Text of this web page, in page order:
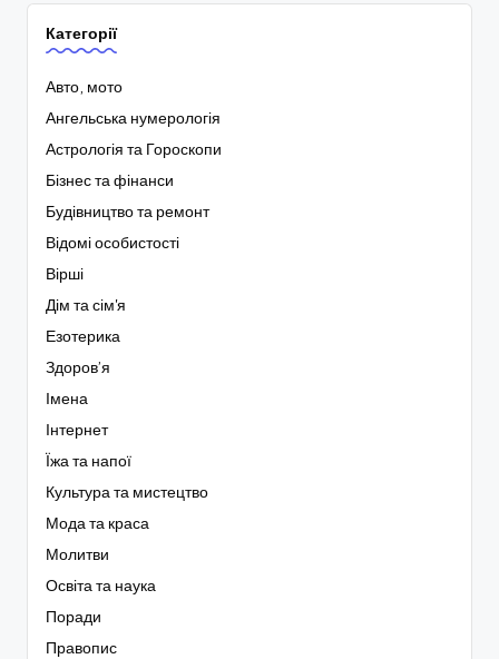
Категорії
Авто, мото
Ангельська нумерологія
Астрологія та Гороскопи
Бізнес та фінанси
Будівництво та ремонт
Відомі особистості
Вірші
Дім та сім'я
Езотерика
Здоров’я
Імена
Інтернет
Їжа та напої
Культура та мистецтво
Мода та краса
Молитви
Освіта та наука
Поради
Правопис